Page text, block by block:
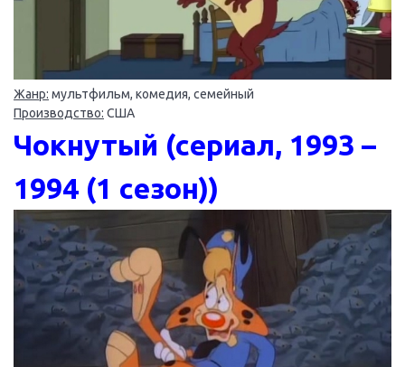
Жанр: мультфильм, комедия, семейный
Производство: США
Чокнутый (сериал, 1993 –
1994 (1 сезон))